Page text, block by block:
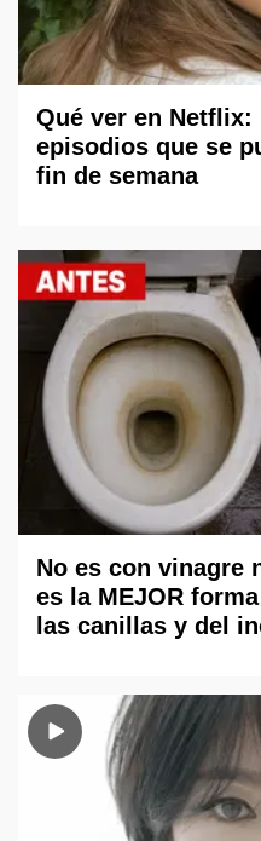
Qué ver en
episodios que se
fin de semana
No es con vinagre
es la MEJOR
las canillas y del